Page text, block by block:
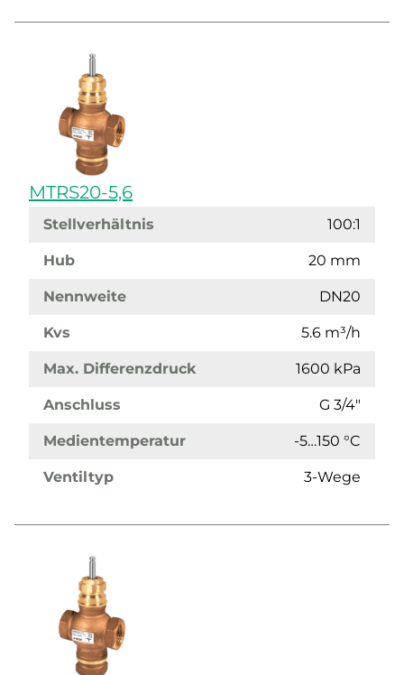
MTRS20-5,6
Stellverhältnis 100:1
Hub 20 mm
Nennweite DN20
Kvs 5.6 m³/h
Max. Differenzdruck 1600 kPa
Anschluss G 3/4"
Medientemperatur -5…150 °C
Ventiltyp 3-Wege